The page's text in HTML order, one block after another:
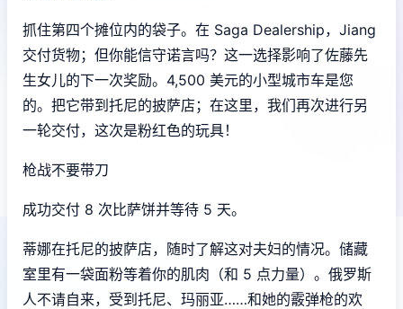
抓住第四个摊位内的袋子。在 Saga Dealership，Jiang
交付货物；但你能信守诺言吗？这一选择影响了佐藤先
生女儿的下一次奖励。4,500 美元的小型城市车是您
的。把它带到托尼的披萨店；在这里，我们再次进行另
一轮交付，这次是粉红色的玩具！
枪战不要带刀
成功交付 8 次比萨饼并等待 5 天。
蒂娜在托尼的披萨店，随时了解这对夫妇的情况。储藏
室里有一袋面粉等着你的肌肉（和 5 点力量）。俄罗斯
人不请自来，受到托尼、玛丽亚……和她的霰弹枪的欢